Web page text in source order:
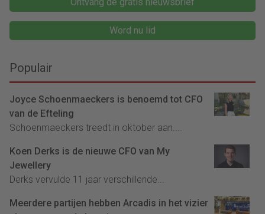
Word nu lid
Populair
Joyce Schoenmaeckers is benoemd tot CFO
van de Efteling
Schoenmaeckers treedt in oktober aan....
Koen Derks is de nieuwe CFO van My
Jewellery
Derks vervulde 11 jaar verschillende...
Meerdere partijen hebben Arcadis in het vizier